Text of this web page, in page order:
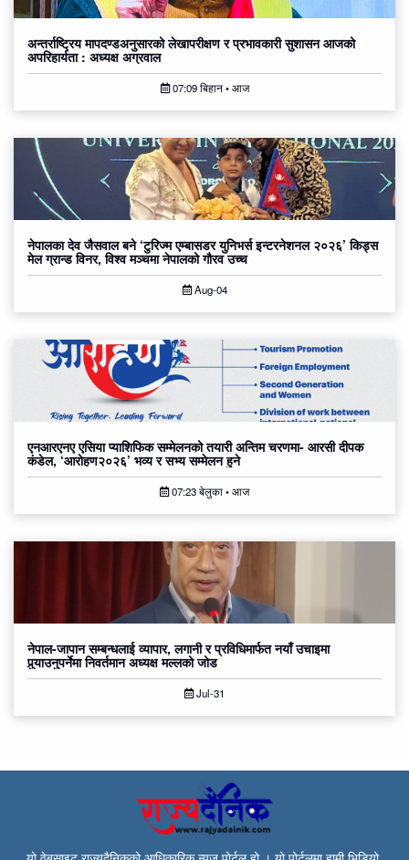
अन्तर्राष्ट्रिय मापदण्डअनुसारको लेखापरीक्षण र प्रभावकारी सुशासन आजको
अपरिहार्यता : अध्यक्ष अग्रवाल
07:09 बिहान • आज
नेपालका देव जैसवाल बने ‘टुरिज्म एम्बासडर युनिभर्स इन्टरनेशनल २०२६’ किड्स
मेल ग्रान्ड विनर, विश्व मञ्चमा नेपालको गौरव उच्च
Aug-04
एनआरएनए एसिया प्याशिफिक सम्मेलनको तयारी अन्तिम चरणमा- आरसी दीपक
कंडेल, ‘आरोहण२०२६’ भव्य र सभ्य सम्मेलन हुने
07:23 बेलुका • आज
नेपाल-जापान सम्बन्धलाई व्यापार, लगानी र प्रविधिमार्फत नयाँ उचाइमा
पुर्‍याउनुपर्नेमा निवर्तमान अध्यक्ष मल्लको जोड
Jul-31